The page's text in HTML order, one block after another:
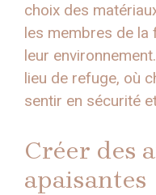
choix des
les membres de la
leur
lieu de refuge, où
sentir en sécurité
Créer des
apaisantes